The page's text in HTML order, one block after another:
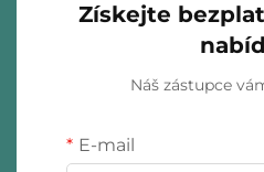
Získejte
Náš zástupce
E-mail